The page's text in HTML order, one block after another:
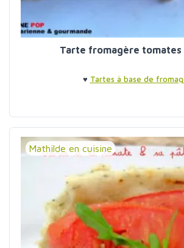
Tarte fromagère tomates
♥ Tartes à base de
Mathilde en cuisine